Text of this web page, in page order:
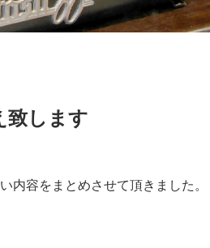
致します
内容をまとめさせて頂きました。